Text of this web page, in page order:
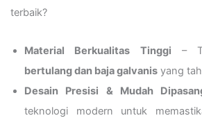
terbaik?
Material Berkualitas Tinggi –
bertulang dan baja galvanis yang
Desain Presisi & Mudah
teknologi modern untuk